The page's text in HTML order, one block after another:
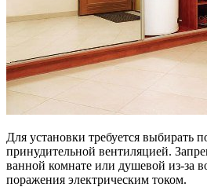
Для установки требуется выбирать
принудительной вентиляцией.
ванной комнате или душевой из-за
поражения электрическим током.